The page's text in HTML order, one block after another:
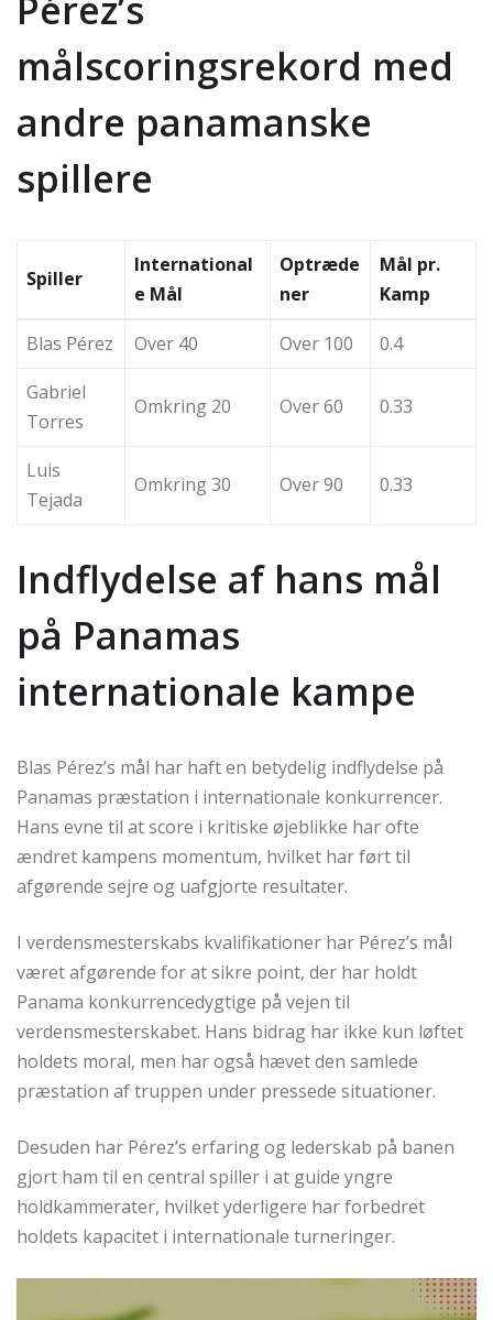
målscoringsrekord med
andre panamanske
spillere
Spiller
International
e Mål
Optræde
ner
Mål pr.
Kamp
Blas Pérez Over 40 Over 100
0.4
Gabriel
Torres
Omkring 20 Over 60 0.33
Luis
Tejada
Omkring 30 Over 90 0.33
Indflydelse af hans mål
på Panamas
internationale kampe
Blas Pérez’s mål har haft en betydelig indflydelse på
Panamas præstation i internationale konkurrencer.
Hans evne til at score i kritiske øjeblikke har ofte
ændret kampens momentum, hvilket har ført til
afgørende sejre og uafgjorte resultater.
I verdensmesterskabs kvalifikationer har Pérez’s mål
været afgørende for at sikre point, der har holdt
Panama konkurrencedygtige på vejen til
verdensmesterskabet. Hans bidrag har ikke kun løftet
holdets moral, men har også hævet den samlede
præstation af truppen under pressede situationer.
Desuden har Pérez’s erfaring og lederskab på banen
gjort ham til en central spiller i at guide yngre
holdkammerater, hvilket yderligere har forbedret
holdets kapacitet i internationale turneringer.